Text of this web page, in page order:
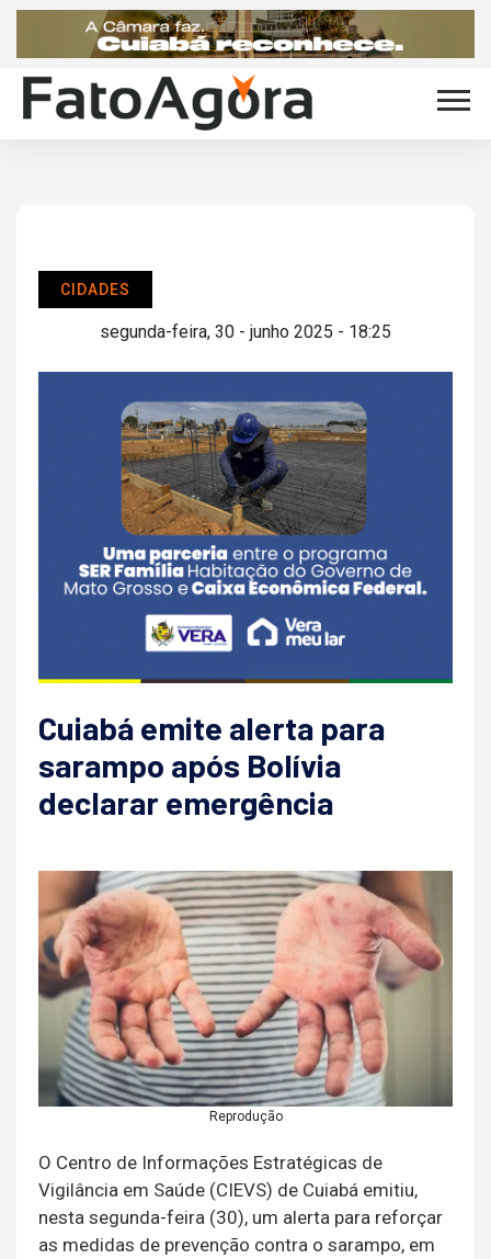
CIDADES
segunda-feira, 30 - junho 2025 - 18:25
Cuiabá emite alerta para
sarampo após Bolívia
declarar emergência
Reprodução
O Centro de Informações Estratégicas de
Vigilância em Saúde (CIEVS) de Cuiabá emitiu,
nesta segunda-feira (30), um alerta para reforçar
as medidas de prevenção contra o sarampo, em